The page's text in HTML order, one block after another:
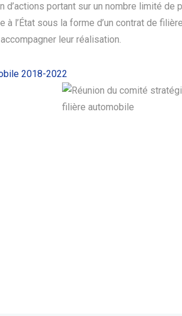
d’actions portant sur un nombre limité de
l’État sous la forme d’un contrat de
leur réalisation.
2018-2022